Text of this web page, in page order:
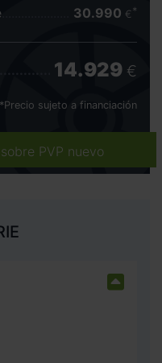
PVP nuevo
30.990 €
14.929 €
*Precio sujeto a financiación